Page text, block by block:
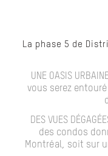
La phase 5 de
UNE OASIS
vous serez
DES VUES
des condos
Montréal, soit sur